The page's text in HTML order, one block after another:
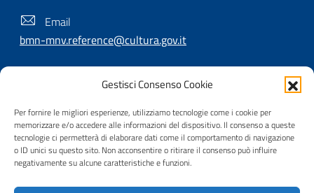
Gestisci Consenso Cookie
Per fornire le migliori esperienze, utilizziamo tecnologie come i cookie per
memorizzare e/o accedere alle informazioni del dispositivo. Il consenso a queste
tecnologie ci permetterà di elaborare dati come il comportamento di navigazione
o ID unici su questo sito. Non acconsentire o ritirare il consenso può influire
negativamente su alcune caratteristiche e funzioni.
Email
bmn-mnv.reference@cultura.gov.it
Useful Links Section
Privacy | Cookie policy | Contatti |
accessibilità | Crediti | Nota di copyright | Realizzato da